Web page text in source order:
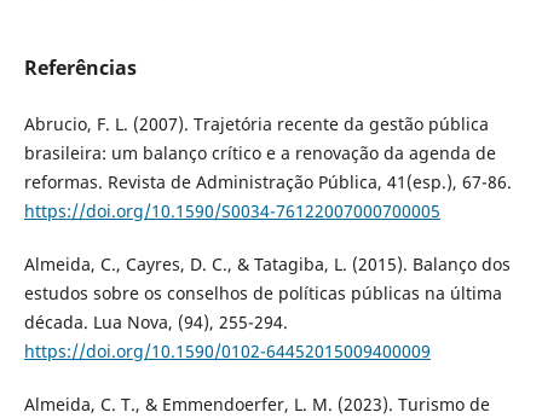
Referências
Abrucio, F. L. (2007). Trajetória recente da gestão pública
brasileira: um balanço crítico e a renovação da agenda de
reformas. Revista de Administração Pública, 41(esp.), 67-86.
https://doi.org/10.1590/S0034-76122007000700005
Almeida, C., Cayres, D. C., & Tatagiba, L. (2015). Balanço dos
estudos sobre os conselhos de políticas públicas na última
década. Lua Nova, (94), 255-294.
https://doi.org/10.1590/0102-64452015009400009
Almeida, C. T., & Emmendoerfer, L. M. (2023). Turismo de